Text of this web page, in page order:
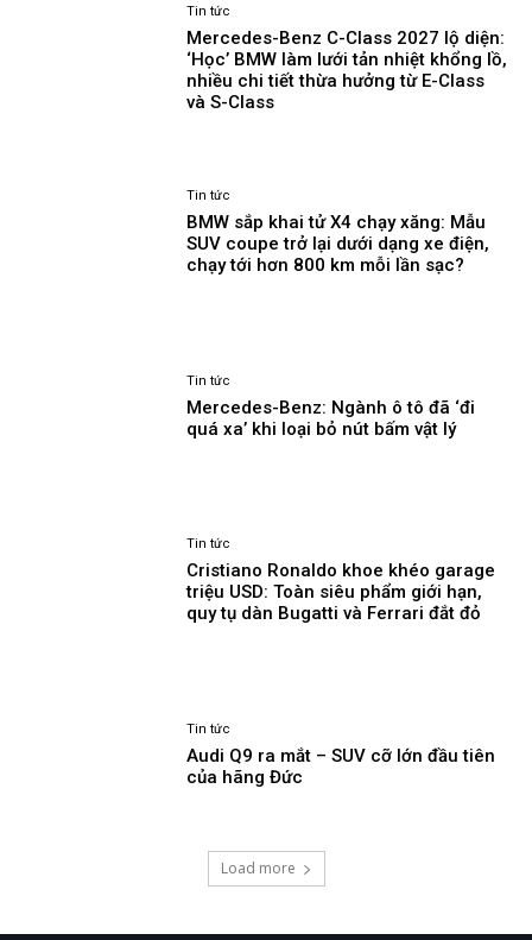
Tin tức
Mercedes-Benz C-Class 2027 lộ diện:
‘Học’ BMW làm lưới tản nhiệt khổng lồ,
nhiều chi tiết thừa hưởng từ E-Class
và S-Class
Tin tức
BMW sắp khai tử X4 chạy xăng: Mẫu
SUV coupe trở lại dưới dạng xe điện,
chạy tới hơn 800 km mỗi lần sạc?
Tin tức
Mercedes-Benz: Ngành ô tô đã ‘đi
quá xa’ khi loại bỏ nút bấm vật lý
Tin tức
Cristiano Ronaldo khoe khéo garage
triệu USD: Toàn siêu phẩm giới hạn,
quy tụ dàn Bugatti và Ferrari đắt đỏ
Tin tức
Audi Q9 ra mắt – SUV cỡ lớn đầu tiên
của hãng Đức
Load more